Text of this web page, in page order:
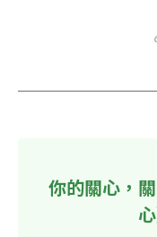
你的關心，